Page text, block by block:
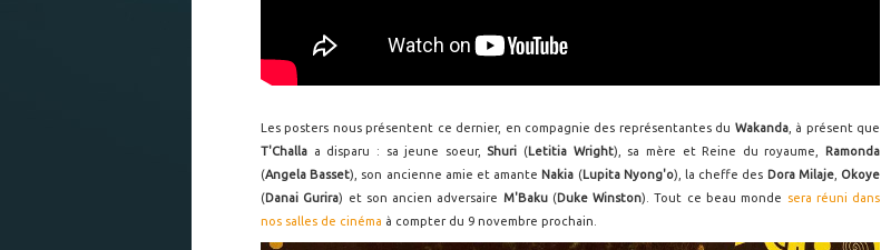
Les posters nous présentent ce dernier, en compagnie des représentantes du Wakanda, à présent que
T'Challa a disparu : sa jeune soeur, Shuri (Letitia Wright), sa mère et Reine du royaume,
Ramonda
(Angela Basset), son ancienne amie et amante Nakia (Lupita Nyong'o), la cheffe des Dora Milaje, Okoye
(Danai Gurira) et son ancien adversaire M'Baku (Duke Winston). Tout ce beau monde sera réuni dans
nos salles de cinéma à compter du 9 novembre prochain.